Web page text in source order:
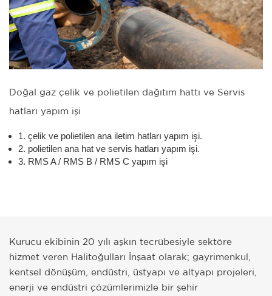
Doğal gaz çelik ve polietilen dağıtım hattı ve Servis
hatları yapım işi
1. çelik ve polietilen ana iletim hatları yapım işi.
2. polietilen ana hat ve servis hatları yapım işi.
3. RMS A / RMS B / RMS C yapım işi
Kurucu ekibinin 20 yılı aşkın tecrübesiyle sektöre
hizmet veren Halitoğulları İnşaat olarak; gayrimenkul,
kentsel dönüşüm, endüstri, üstyapı ve altyapı projeleri,
enerji ve endüstri çözümlerimizle bir şehir